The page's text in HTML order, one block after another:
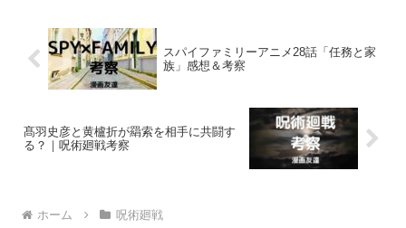
スパイファミリーアニメ28話「任務と家
族」感想＆考察
髙羽史彦と黄櫨折が羂索を相手に共闘す
る？｜呪術廻戦考察
ホーム 呪術廻戦